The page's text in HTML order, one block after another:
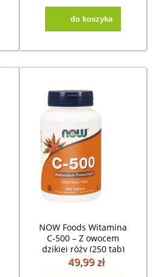
do koszyka
NOW Foods Witamina
C-500 – Z owocem
dzikiej róży (250 tab)
49,99 zł